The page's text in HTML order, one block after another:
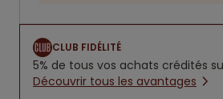
CLUB FIDÉLITÉ
5% de tous vos achats crédités
Découvrir tous les avantages